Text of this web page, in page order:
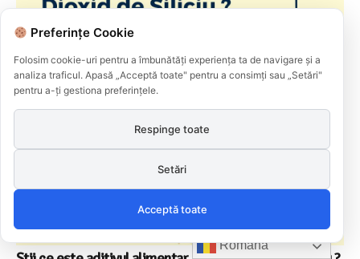
Română
Preferințe Cookie
Folosim cookie-uri pentru a îmbunătăți experiența ta de navigare și a
analiza traficul. Apasă „Acceptă toate" pentru a consimți sau „Setări"
pentru a-ți gestiona preferințele.
Respinge toate
Setări
Acceptă toate